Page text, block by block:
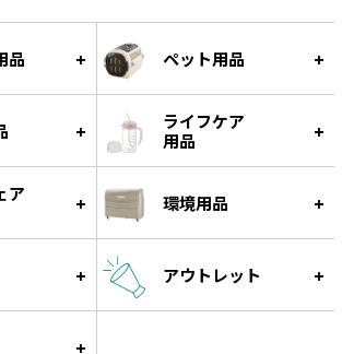
。
品 ペット用品
ライフケア
用品
ア
環境用品
アウトレット